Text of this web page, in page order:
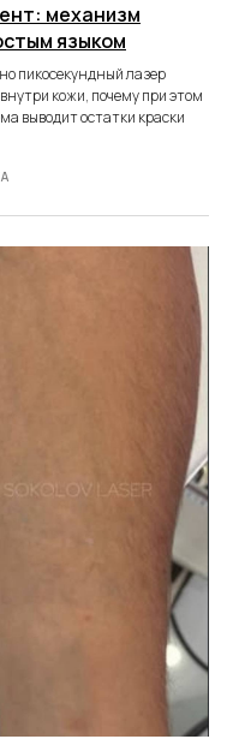
механизм
языком
пикосекундный лазер
кожи, почему при этом
выводит остатки краски